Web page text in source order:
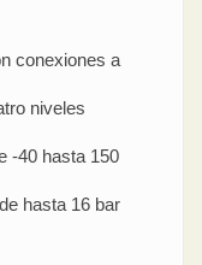
conexiones a
niveles
-40 hasta 150
hasta 16 bar